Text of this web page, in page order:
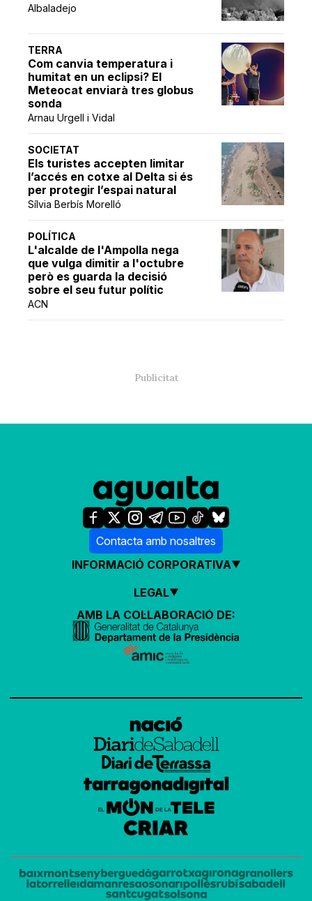
Albaladejo
TERRA
Com canvia temperatura i
humitat en un eclipsi? El
Meteocat enviarà tres globus
sonda
Arnau Urgell i Vidal
SOCIETAT
Els turistes accepten limitar
l’accés en cotxe al Delta si és
per protegir l’espai natural
Sílvia Berbís Morelló
POLÍTICA
L'alcalde de l'Ampolla nega
que vulga dimitir a l'octubre
però es guarda la decisió
sobre el seu futur polític
ACN
Contacta amb nosaltres
INFORMACIÓ CORPORATIVA
LEGAL
AMB LA COL·LABORACIÓ DE: